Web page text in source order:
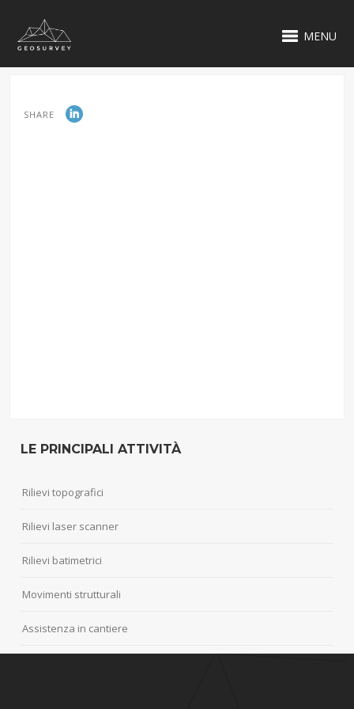
MENU
SHARE
LE PRINCIPALI ATTIVITÀ
Rilievi topografici
Rilievi laser scanner
Rilievi batimetrici
Movimenti strutturali
Assistenza in cantiere